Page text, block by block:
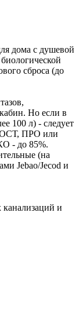
дома с душевой
сброса (до
Но если в
100 л) - следует
ПРО или
- до 85%.
(на
Jebao/Jecod и
и